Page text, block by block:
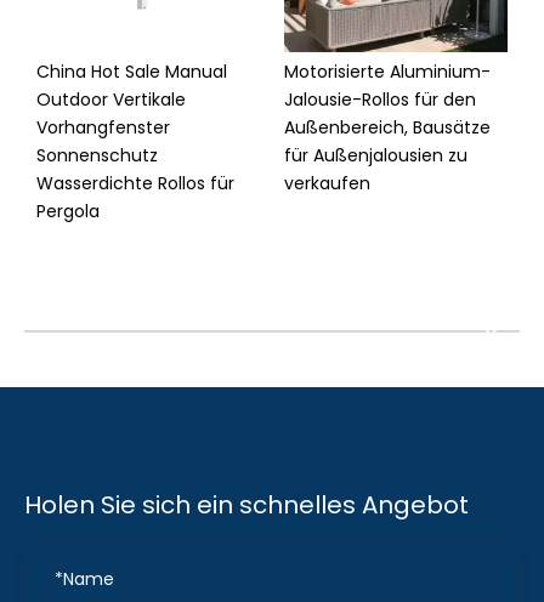
China Hot Sale Manual
Outdoor Vertikale
Vorhangfenster
Sonnenschutz
Wasserdichte Rollos für
Pergola
Motorisierte Aluminium-
Jalousie-Rollos für den
Außenbereich, Bausätze
für Außenjalousien zu
verkaufen
Holen Sie sich ein schnelles Angebot